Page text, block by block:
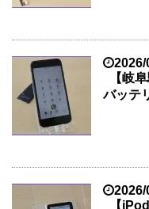
2026/
【岐
バッテ
2026/
【